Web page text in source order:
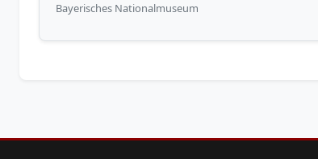
Bayerisches Nationalmuseum